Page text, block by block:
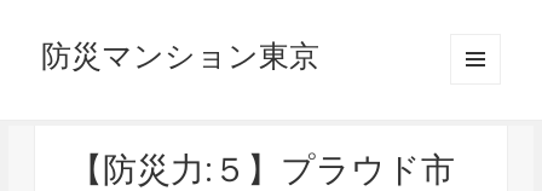
防災マンション東京
【防災力:５】プラウド市